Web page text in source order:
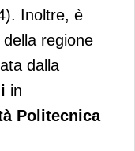
Inoltre, è
regione
dalla
in
Politecnica